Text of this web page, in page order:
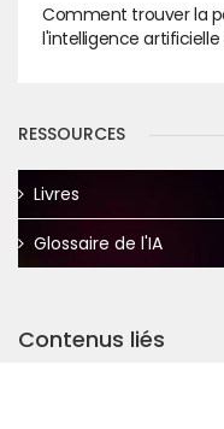
Comment trouver la
l'intelligence artificielle
RESSOURCES
Livres
Glossaire de l'IA
Contenus liés